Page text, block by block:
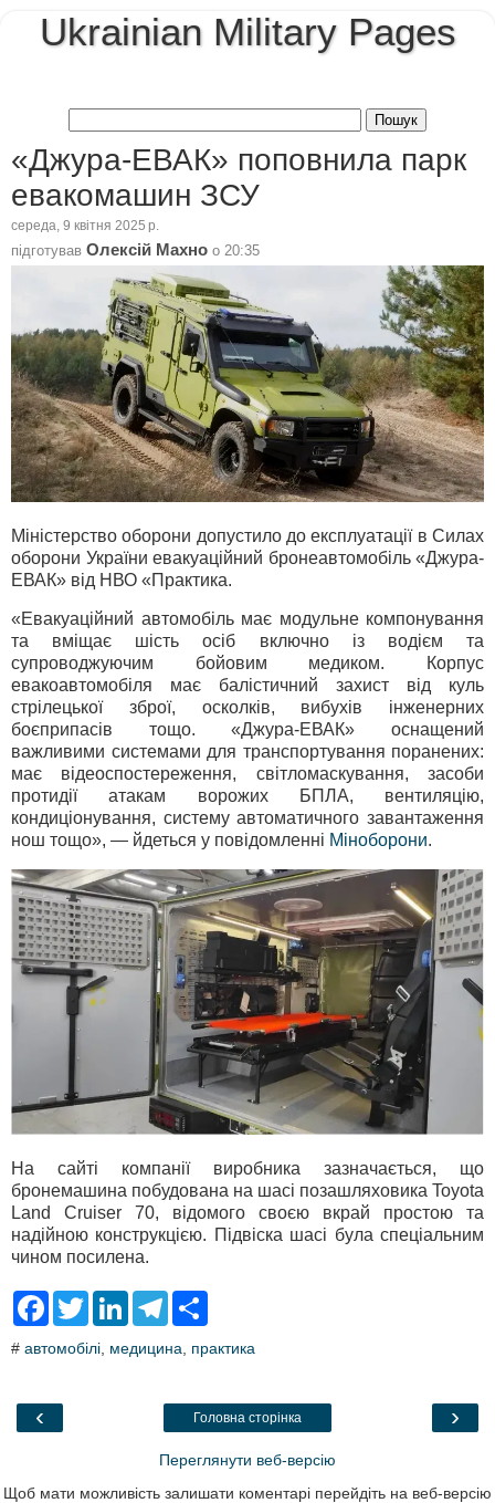
Ukrainian Military Pages
«Джура-ЕВАК» поповнила парк
евакомашин ЗСУ
середа, 9 квітня 2025 р.
підготував Олексій Махно о 20:35
Міністерство оборони допустило до експлуатації в Силах
оборони України евакуаційний бронеавтомобіль «Джура-
ЕВАК» від НВО «Практика.
«Евакуаційний автомобіль має модульне компонування
та вміщає шість осіб включно із водієм та
супроводжуючим бойовим медиком. Корпус
евакоавтомобіля має балістичний захист від куль
стрілецької зброї, осколків, вибухів інженерних
боєприпасів тощо. «Джура-ЕВАК» оснащений
важливими системами для транспортування поранених:
має відеоспостереження, світломаскування, засоби
протидії атакам ворожих БПЛА, вентиляцію,
кондиціонування, систему автоматичного завантаження
нош тощо», — йдеться у повідомленні Міноборони.
На сайті компанії виробника зазначається, що
бронемашина побудована на шасі позашляховика Toyota
Land Cruiser 70, відомого своєю вкрай простою та
надійною конструкцією. Підвіска шасі була спеціальним
чином посилена.
F
e
o
T
t
L
k
T
e
a
r
# автомобілі медицина практика
‹ ›
Головна сторінка
Переглянути веб-версію
Щоб мати можливість залишати коментарі перейдіть на веб-версію